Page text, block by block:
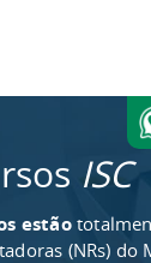
ISC
estão
(NRs) do